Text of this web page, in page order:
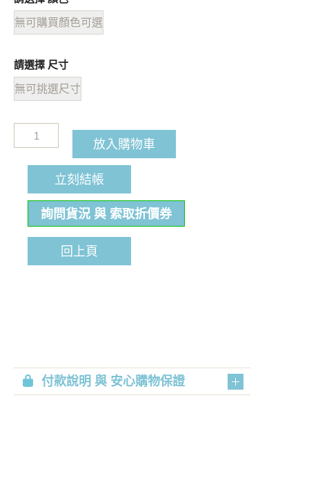
無可購買顏色可選
請選擇 尺寸
無可挑選尺寸
放入購物車
立刻結帳
詢問貨況 與 索取折價券
回上頁
付款說明 與 安心購物保證